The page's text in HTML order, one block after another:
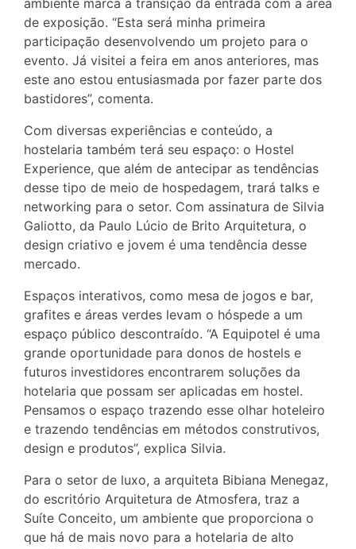
ambiente marca a transição da entrada com a área
de exposição. “Esta será minha primeira
participação desenvolvendo um projeto para o
evento. Já visitei a feira em anos anteriores, mas
este ano estou entusiasmada por fazer parte dos
bastidores”, comenta.
Com diversas experiências e conteúdo, a
hostelaria também terá seu espaço: o Hostel
Experience, que além de antecipar as tendências
desse tipo de meio de hospedagem, trará talks e
networking para o setor. Com assinatura de Silvia
Galiotto, da Paulo Lúcio de Brito Arquitetura, o
design criativo e jovem é uma tendência desse
mercado.
Espaços interativos, como mesa de jogos e bar,
grafites e áreas verdes levam o hóspede a um
espaço público descontraído. “A Equipotel é uma
grande oportunidade para donos de hostels e
futuros investidores encontrarem soluções da
hotelaria que possam ser aplicadas em hostel.
Pensamos o espaço trazendo esse olhar hoteleiro
e trazendo tendências em métodos construtivos,
design e produtos”, explica Silvia.
Para o setor de luxo, a arquiteta Bibiana Menegaz,
do escritório Arquitetura de Atmosfera, traz a
Suíte Conceito, um ambiente que proporciona o
que há de mais novo para a hotelaria de alto